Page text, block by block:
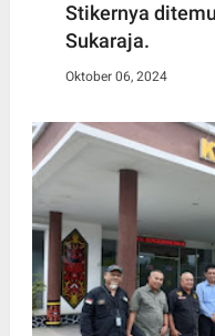
Stikernya
Sukaraja.
Oktober 06, 2024